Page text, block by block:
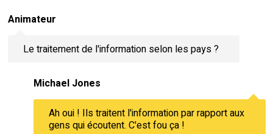
Animateur
Le traitement de l'information selon les pays ?
Michael Jones
Ah oui ! Ils traitent l'information par rapport aux
gens qui écoutent. C'est fou ça !